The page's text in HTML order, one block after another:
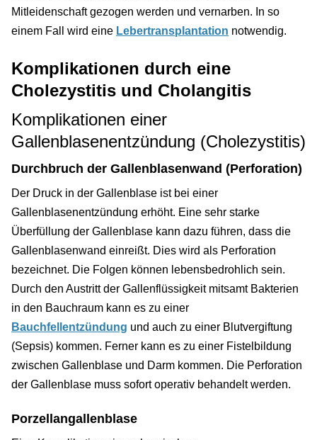
Mitleidenschaft gezogen werden und vernarben. In so
einem Fall wird eine Lebertransplantation notwendig.
Komplikationen durch eine
Cholezystitis und Cholangitis
Komplikationen einer
Gallenblasenentzündung (Cholezystitis)
Durchbruch der Gallenblasenwand (Perforation)
Der Druck in der Gallenblase ist bei einer
Gallenblasenentzündung erhöht. Eine sehr starke
Überfüllung der Gallenblase kann dazu führen, dass die
Gallenblasenwand einreißt. Dies wird als Perforation
bezeichnet. Die Folgen können lebensbedrohlich sein.
Durch den Austritt der Gallenflüssigkeit mitsamt Bakterien
in den Bauchraum kann es zu einer
Bauchfellentzündung und auch zu einer Blutvergiftung
(Sepsis) kommen. Ferner kann es zu einer Fistelbildung
zwischen Gallenblase und Darm kommen. Die Perforation
der Gallenblase muss sofort operativ behandelt werden.
Porzellangallenblase